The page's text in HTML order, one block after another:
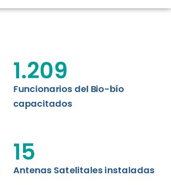
Funcionarios del Bio-bío
capacitados
1.209
Antenas Satelitales instaladas
15